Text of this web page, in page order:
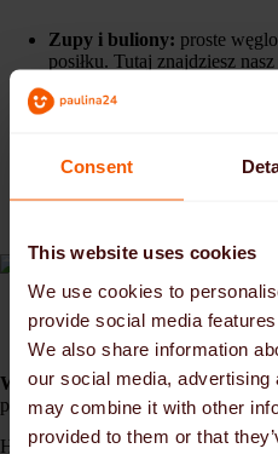
Consent
This website uses cookies
We use cookies to
provide social media
We also share information
our social media,
may combine it with other
provided to them or that
Zupy i buliony: proste
posiłku. Tutaj znajdziesz nasz
Miękkie owoce:
delikatne i bogate w składniki
W ten sposób chronisz siebie i
przeziębieniem.
Higiena odgrywa kluczową rolę w